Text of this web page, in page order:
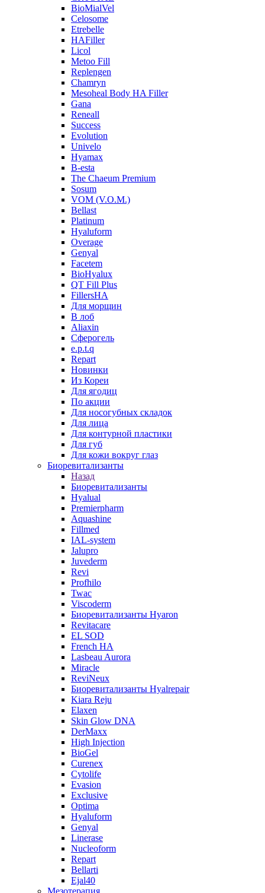
BioMialVel
Celosome
Etrebelle
HAFiller
Licol
Metoo Fill
Replengen
Chamryn
Mesoheal Body HA Filler
Gana
Reneall
Success
Evolution
Univelo
Hyamax
B-esta
The Chaeum Premium
Sosum
VOM (V.O.M.)
Bellast
Platinum
Hyaluform
Overage
Genyal
Facetem
BioHyalux
QT Fill Plus
FillersHA
Для морщин
В лоб
Aliaxin
Сферогель
e.p.t.q
Repart
Новинки
Из Кореи
Для ягодиц
По акции
Для носогубных складок
Для лица
Для контурной пластики
Для губ
Для кожи вокруг глаз
Биоревитализанты
Назад
Биоревитализанты
Hyalual
Premierpharm
Aquashine
Fillmed
IAL-system
Jalupro
Juvederm
Revi
Profhilo
Twac
Viscoderm
Биоревитализанты Hyaron
Revitacare
EL SOD
French HA
Lasbeau Aurora
Miracle
ReviNeux
Биоревитализанты Hyalrepair
Kiara Reju
Elaxen
Skin Glow DNA
DerMaxx
High Injection
BioGel
Curenex
Cytolife
Evasion
Exclusive
Optima
Hyaluform
Genyal
Linerase
Nucleoform
Repart
Bellarti
Ejal40
Мезотерапия